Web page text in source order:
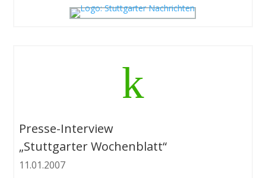
k
Presse-Interview
„Stuttgarter Wochenblatt“
11.01.2007